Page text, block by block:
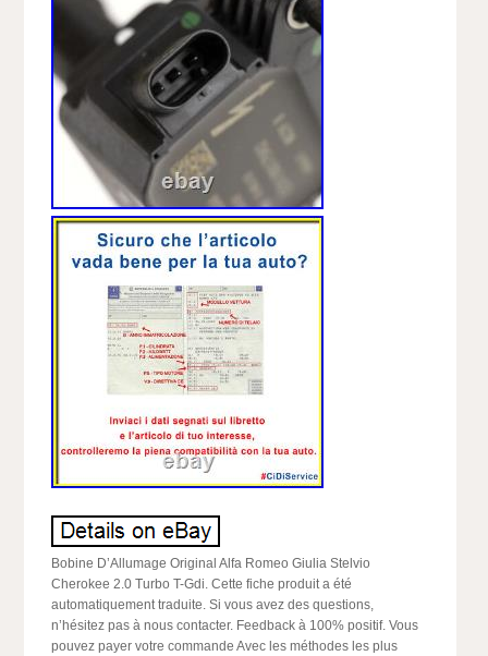
Bobine D’Allumage Original Alfa Romeo Giulia Stelvio
Cherokee 2.0 Turbo T-Gdi. Cette fiche produit a été
automatiquement traduite. Si vous avez des questions,
n’hésitez pas à nous contacter. Feedback à 100% positif. Vous
pouvez payer votre commande Avec les méthodes les plus